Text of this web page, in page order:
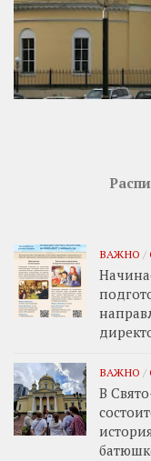
ВАЖНО /
ВАЖНО /
В